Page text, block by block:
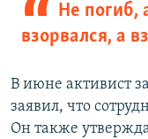
Не погиб,
взорвался, а
В июне активист
заявил, что
Он также